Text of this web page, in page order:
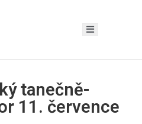
tanečně-
11. července